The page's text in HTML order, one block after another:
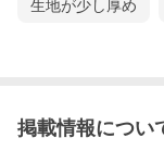
生地が少し厚め
掲載情報につい